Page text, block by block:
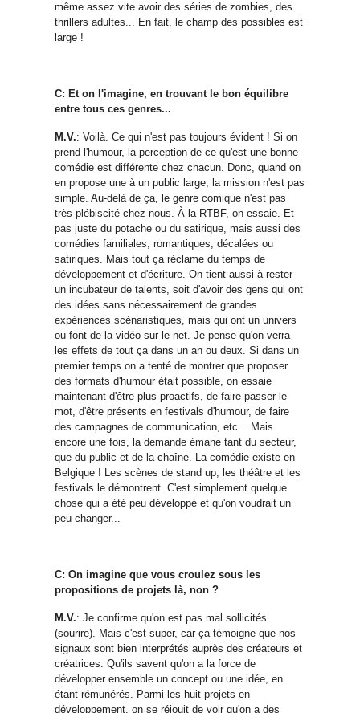
même assez vite avoir des séries de zombies, des
thrillers adultes... En fait, le champ des possibles est
large !
C: Et on l'imagine, en trouvant le bon équilibre
entre tous ces genres...
M.V.: Voilà. Ce qui n'est pas toujours évident ! Si on
prend l'humour, la perception de ce qu'est une bonne
comédie est différente chez chacun. Donc, quand on
en propose une à un public large, la mission n'est pas
simple. Au-delà de ça, le genre comique n'est pas
très plébiscité chez nous. À la RTBF, on essaie. Et
pas juste du potache ou du satirique, mais aussi des
comédies familiales, romantiques, décalées ou
satiriques. Mais tout ça réclame du temps de
développement et d'écriture. On tient aussi à rester
un incubateur de talents, soit d'avoir des gens qui ont
des idées sans nécessairement de grandes
expériences scénaristiques, mais qui ont un univers
ou font de la vidéo sur le net. Je pense qu'on verra
les effets de tout ça dans un an ou deux. Si dans un
premier temps on a tenté de montrer que proposer
des formats d'humour était possible, on essaie
maintenant d'être plus proactifs, de faire passer le
mot, d'être présents en festivals d'humour, de faire
des campagnes de communication, etc... Mais
encore une fois, la demande émane tant du secteur,
que du public et de la chaîne. La comédie existe en
Belgique ! Les scènes de stand up, les théâtre et les
festivals le démontrent. C'est simplement quelque
chose qui a été peu développé et qu'on voudrait un
peu changer...
C: On imagine que vous croulez sous les
propositions de projets là, non ?
M.V.: Je confirme qu'on est pas mal sollicités
(sourire). Mais c'est super, car ça témoigne que nos
signaux sont bien interprétés auprès des créateurs et
créatrices. Qu'ils savent qu'on a la force de
développer ensemble un concept ou une idée, en
étant rémunérés. Parmi les huit projets en
développement, on se réjouit de voir qu'on a des